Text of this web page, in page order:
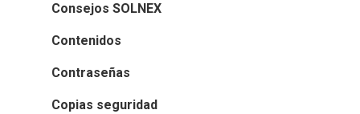
Consejos SOLNEX
Contenidos
Contraseñas
Copias seguridad